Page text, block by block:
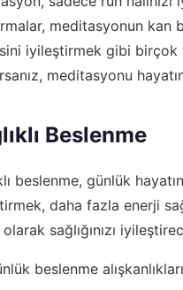
meditasyonun kan
iyileştirmek gibi birçok
meditasyonu
Beslenme
beslenme, günlük
daha fazla enerji
sağlığınızı
beslenme